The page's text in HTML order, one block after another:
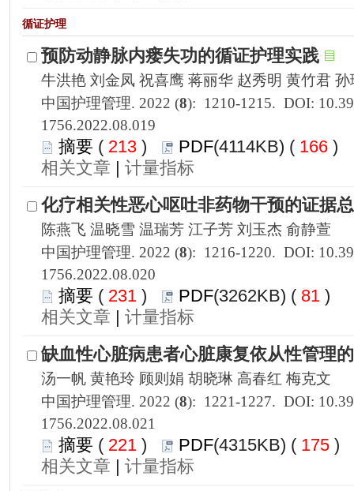
1756.2022.08.019
213 ) 166 )
|
1756.2022.08.020
231 ) 81 )
|
1756.2022.08.021
221 ) 175 )
|